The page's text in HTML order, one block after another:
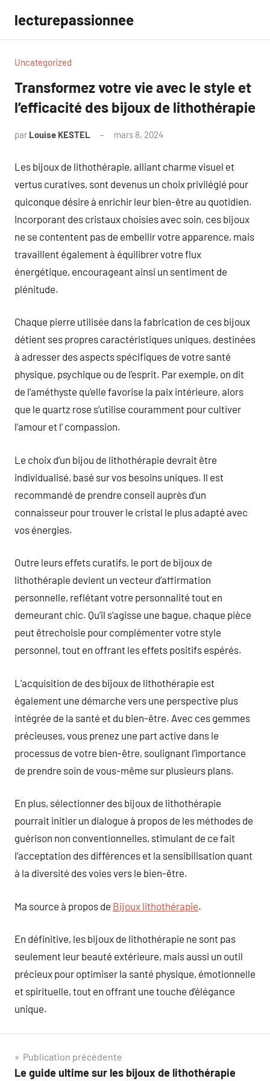
contenu
lecturepassionnee
Uncategorized
Transformez votre vie avec le style et
l’efficacité des bijoux de lithothérapie
par Louise KESTEL mars 8, 2024
Les bijoux de lithothérapie, alliant charme visuel et
vertus curatives, sont devenus un choix privilégié pour
quiconque désire à enrichir leur bien-être au quotidien.
Incorporant des cristaux choisies avec soin, ces bijoux
ne se contentent pas de embellir votre apparence, mais
travaillent également à équilibrer votre flux
énergétique, encourageant ainsi un sentiment de
plénitude.
Chaque pierre utilisée dans la fabrication de ces bijoux
détient ses propres caractéristiques uniques, destinées
à adresser des aspects spécifiques de votre santé
physique, psychique ou de l’esprit. Par exemple, on dit
de l’améthyste qu’elle favorise la paix intérieure, alors
que le quartz rose s’utilise couramment pour cultiver
l’amour et l’ compassion.
Le choix d’un bijou de lithothérapie devrait être
individualisé, basé sur vos besoins uniques. Il est
recommandé de prendre conseil auprès d’un
connaisseur pour trouver le cristal le plus adapté avec
vos énergies.
Outre leurs effets curatifs, le port de bijoux de
lithothérapie devient un vecteur d’affirmation
personnelle, reflétant votre personnalité tout en
demeurant chic. Qu’il s’agisse une bague, chaque pièce
peut êtrechoisie pour complémenter votre style
personnel, tout en offrant les effets positifs espérés.
L’acquisition de des bijoux de lithothérapie est
également une démarche vers une perspective plus
intégrée de la santé et du bien-être. Avec ces gemmes
précieuses, vous prenez une part active dans le
processus de votre bien-être, soulignant l’importance
de prendre soin de vous-même sur plusieurs plans.
En plus, sélectionner des bijoux de lithothérapie
pourrait initier un dialogue à propos de les méthodes de
guérison non conventionnelles, stimulant de ce fait
l’acceptation des différences et la sensibilisation quant
à la diversité des voies vers le bien-être.
Ma source à propos de Bijoux lithothérapie.
En définitive, les bijoux de lithothérapie ne sont pas
seulement leur beauté extérieure, mais aussi un outil
précieux pour optimiser la santé physique, émotionnelle
et spirituelle, tout en offrant une touche d’élégance
unique.
Navigation
Publication précédente
Le guide ultime sur les bijoux de lithothérapie